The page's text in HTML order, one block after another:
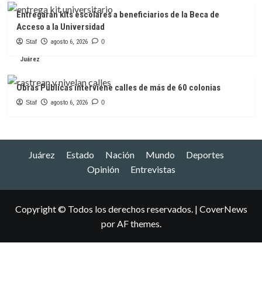
Entregarán kits escolares a beneficiarios de la Beca de
Acceso a la Universidad
Staf agosto 6, 2026 0
Juárez
Obras Públicas interviene calles de más de 60 colonias
Staf agosto 6, 2026 0
Juárez Estado Nación Mundo
Deportes
Opinión
Entrevistas
Copyright © Todos los derechos reservados. | CoverNews
por AF themes.